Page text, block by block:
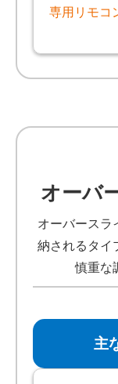
専用リモコ
オーバ
オーバースラ
納されるタイ
慎重な
主